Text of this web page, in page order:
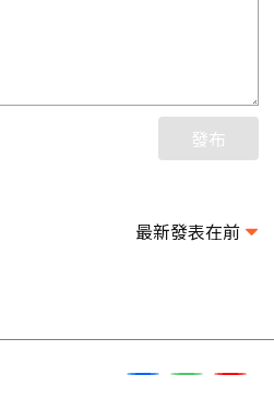
發布
最新發表在前